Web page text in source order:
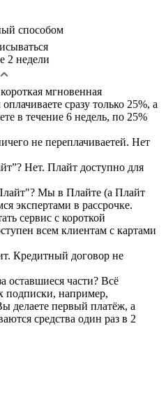
способом
2 недели
мгновенная
сразу только 25%, а
в течение 6 недель, по 25%
не переплачиваетей. Нет
Нет. Плайт доступно для
Мы в Плайте (а Плайт
экспертами в рассрочке.
сервис с короткой
всем клиентам с картами
Кредитный договор не
оставшиеся части? Всё
подписки, например,
делаете первый платёж, а
средства один раз в 2